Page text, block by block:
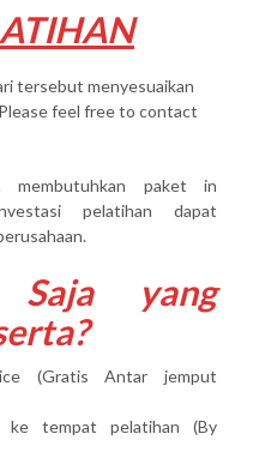
tersebut menyesuaikan
feel free to contact
membutuhkan paket in
pelatihan dapat
yang
(Gratis Antar jemput
ke tempat pelatihan (By